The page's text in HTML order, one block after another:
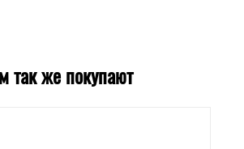
так же покупают